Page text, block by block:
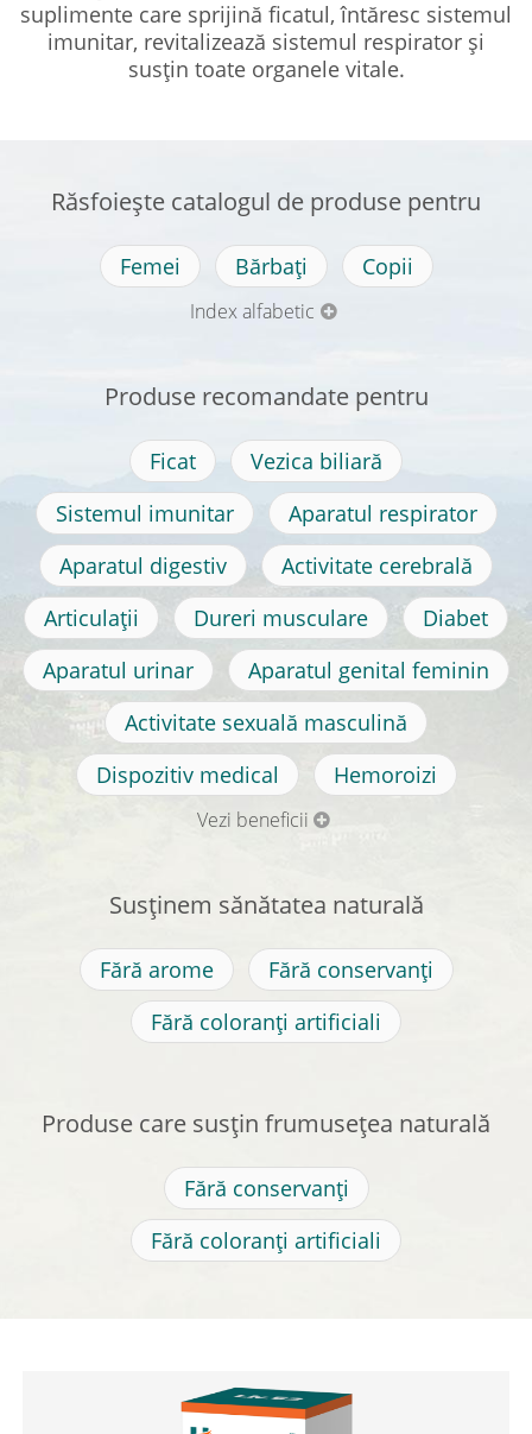
suplimente care sprijină ficatul, întăresc sistemul
imunitar, revitalizează sistemul respirator și
susțin toate organele vitale.
Răsfoiește catalogul de produse pentru
Femei Bărbați Copii
Index alfabetic
Produse recomandate pentru
Ficat
Vezica biliară
Sistemul imunitar
Aparatul respirator
Aparatul digestiv
Activitate cerebrală
Articulații
Dureri musculare
Diabet
Aparatul urinar
Aparatul genital feminin
Activitate sexuală masculină
Dispozitiv medical
Hemoroizi
Vezi beneficii
Susținem sănătatea naturală
Fără arome
Fără conservanți
Fără coloranți artificiali
Produse care susțin frumusețea naturală
Fără conservanți
Fără coloranți artificiali